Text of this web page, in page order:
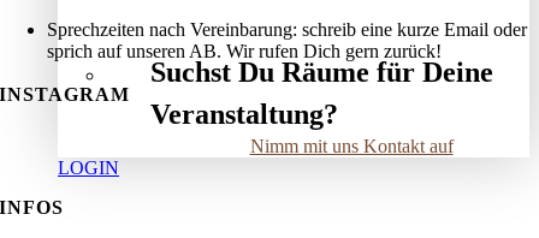
Suchst Du Räume für Deine
Veranstaltung?
Nimm mit uns Kontakt auf
LOGIN
Sprechzeiten nach Vereinbarung: schreib eine kurze Email oder
sprich auf unseren AB. Wir rufen Dich gern zurück!
INSTAGRAM
INFOS